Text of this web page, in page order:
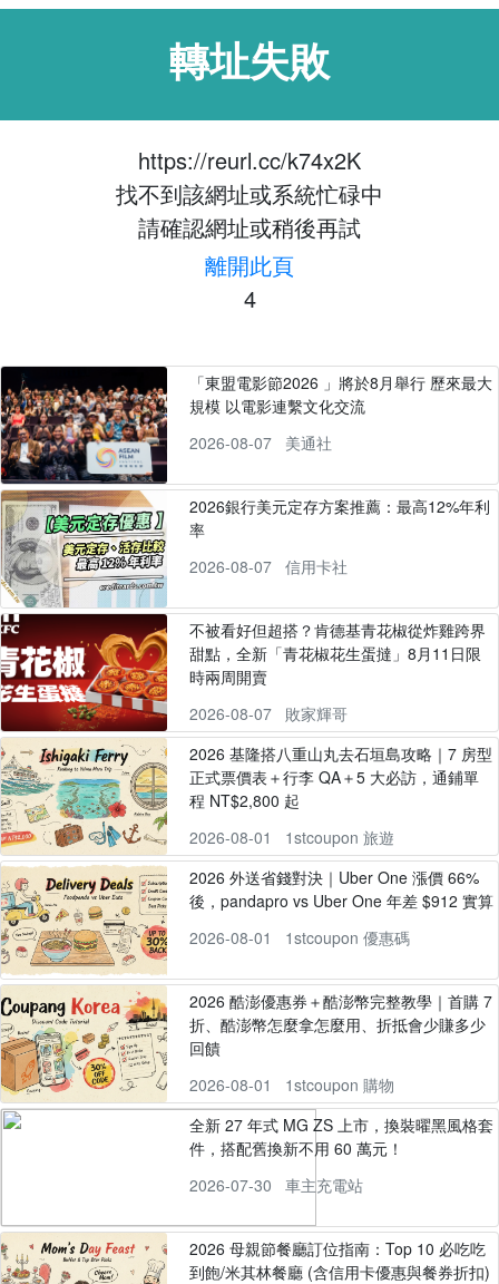
轉址失敗
https://reurl.cc/k74x2K
找不到該網址或系統忙碌中
請確認網址或稍後再試
離開此頁
4
「東盟電影節2026 」將於8月舉行 歷來最大
規模 以電影連繫文化交流
2026-08-07
美通社
2026銀行美元定存方案推薦：最高12%年利
率
2026-08-07
信用卡社
不被看好但超搭？肯德基青花椒從炸雞跨界
甜點，全新「青花椒花生蛋撻」8月11日限
時兩周開賣
2026-08-07
敗家輝哥
2026 基隆搭八重山丸去石垣島攻略｜7 房型
正式票價表＋行李 QA＋5 大必訪，通鋪單
程 NT$2,800 起
2026-08-01
1stcoupon 旅遊
2026 外送省錢對決｜Uber One 漲價 66%
後，pandapro vs Uber One 年差 $912 實算
2026-08-01
1stcoupon 優惠碼
2026 酷澎優惠券＋酷澎幣完整教學｜首購 7
折、酷澎幣怎麼拿怎麼用、折抵會少賺多少
回饋
2026-08-01
1stcoupon 購物
全新 27 年式 MG ZS 上市，換裝曜黑風格套
件，搭配舊換新不用 60 萬元！
2026-07-30
車主充電站
2026 母親節餐廳訂位指南：Top 10 必吃吃
到飽/米其林餐廳 (含信用卡優惠與餐券折扣)